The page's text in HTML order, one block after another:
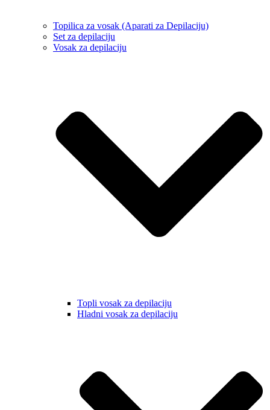
Topilica za vosak (Aparati za Depilaciju)
Set za depilaciju
Vosak za depilaciju
Topli vosak za depilaciju
Hladni vosak za depilaciju